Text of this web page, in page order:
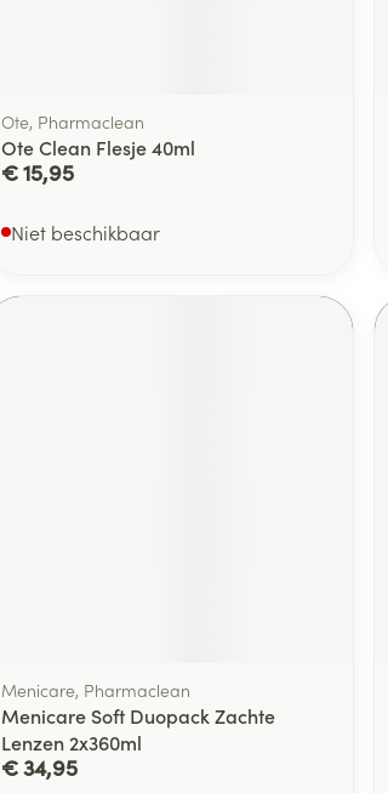
Ote, Pharmaclean
Ote Clean Flesje 40ml
€ 15,95
Niet beschikbaar
Menicare, Pharmaclean
Menicare Soft Duopack Zachte
Lenzen 2x360ml
€ 34,95